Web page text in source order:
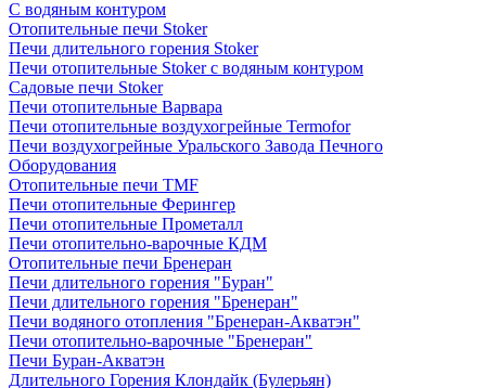
C водяным контуром
Отопительные печи Stoker
Печи длительного горения Stoker
Печи отопительные Stoker с водяным контуром
Садовые печи Stoker
Печи отопительные Варвара
Печи отопительные воздухогрейные Termofor
Печи воздухогрейные Уральского Завода Печного
Оборудования
Отопительные печи TMF
Печи отопительные Ферингер
Печи отопительные Прометалл
Печи отопительно-варочные КДМ
Отопительные печи Бренеран
Печи длительного горения "Буран"
Печи длительного горения "Бренеран"
Печи водяного отопления "Бренеран-Акватэн"
Печи отопительно-варочные "Бренеран"
Печи Буран-Акватэн
Длительного Горения Клондайк (Булерьян)